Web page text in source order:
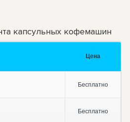
капсульных кофемашин
Цена
Бесплатно
Бесплатно